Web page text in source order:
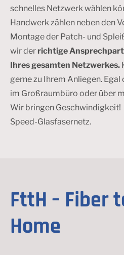
schnelles Netzwerk wählen
Handwerk zählen neben den
Montage der Patch- und
wir der richtige
Ihres gesamten Netzwerkes.
gerne zu Ihrem Anliegen. Egal
im Großraumbüro oder über
Wir bringen Geschwindigkeit!
Speed-Glasfasernetz.
FttH – Fiber
Home